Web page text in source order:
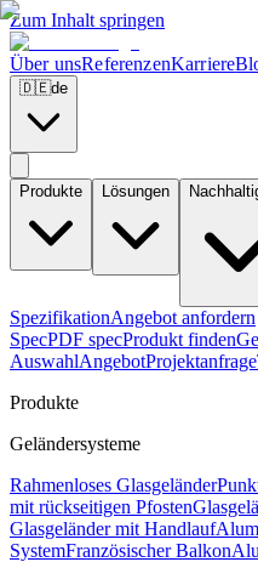
Zum Inhalt springen
Über unsReferenzenKarriere
🇩🇪de
Produkte Lösungen
SpezifikationAngebot anfordern
SpecPDF specProdukt finden
AuswahlAngebotProjektanfrage
Produkte
Geländersysteme
Rahmenloses Glasgeländer
mit rückseitigen Pfosten
Glasgeländer mit Handlauf
SystemFranzösischer Balkon